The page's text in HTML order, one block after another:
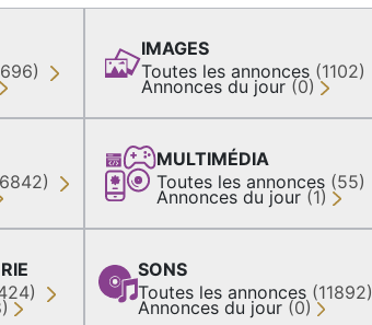
IMAGES
Toutes les annonces (1102)
Annonces du jour (0)
MULTIMÉDIA
Toutes les annonces (55)
Annonces du jour (1)
SONS
Toutes les annonces (11892)
Annonces du jour (0)